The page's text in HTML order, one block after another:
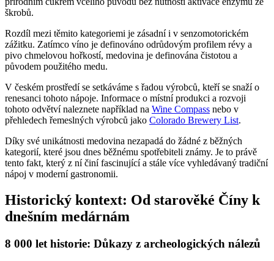
škrobů.
Rozdíl mezi těmito kategoriemi je zásadní i v senzomotorickém
zážitku. Zatímco víno je definováno odrůdovým profilem révy a
pivo chmelovou hořkostí, medovina je definována čistotou a
původem použitého medu.
V českém prostředí se setkáváme s řadou výrobců, kteří se snaží o
renesanci tohoto nápoje. Informace o místní produkci a rozvoji
tohoto odvětví naleznete například na Wine Compass nebo v
přehledech řemeslných výrobců jako Colorado Brewery List.
Díky své unikátnosti medovina nezapadá do žádné z běžných
kategorií, které jsou dnes běžnému spotřebiteli známy. Je to právě
tento fakt, který z ní činí fascinující a stále více vyhledávaný tradiční
nápoj v moderní gastronomii.
Historický kontext: Od starověké Číny k
dnešním medárnám
8 000 let historie: Důkazy z archeologických nálezů